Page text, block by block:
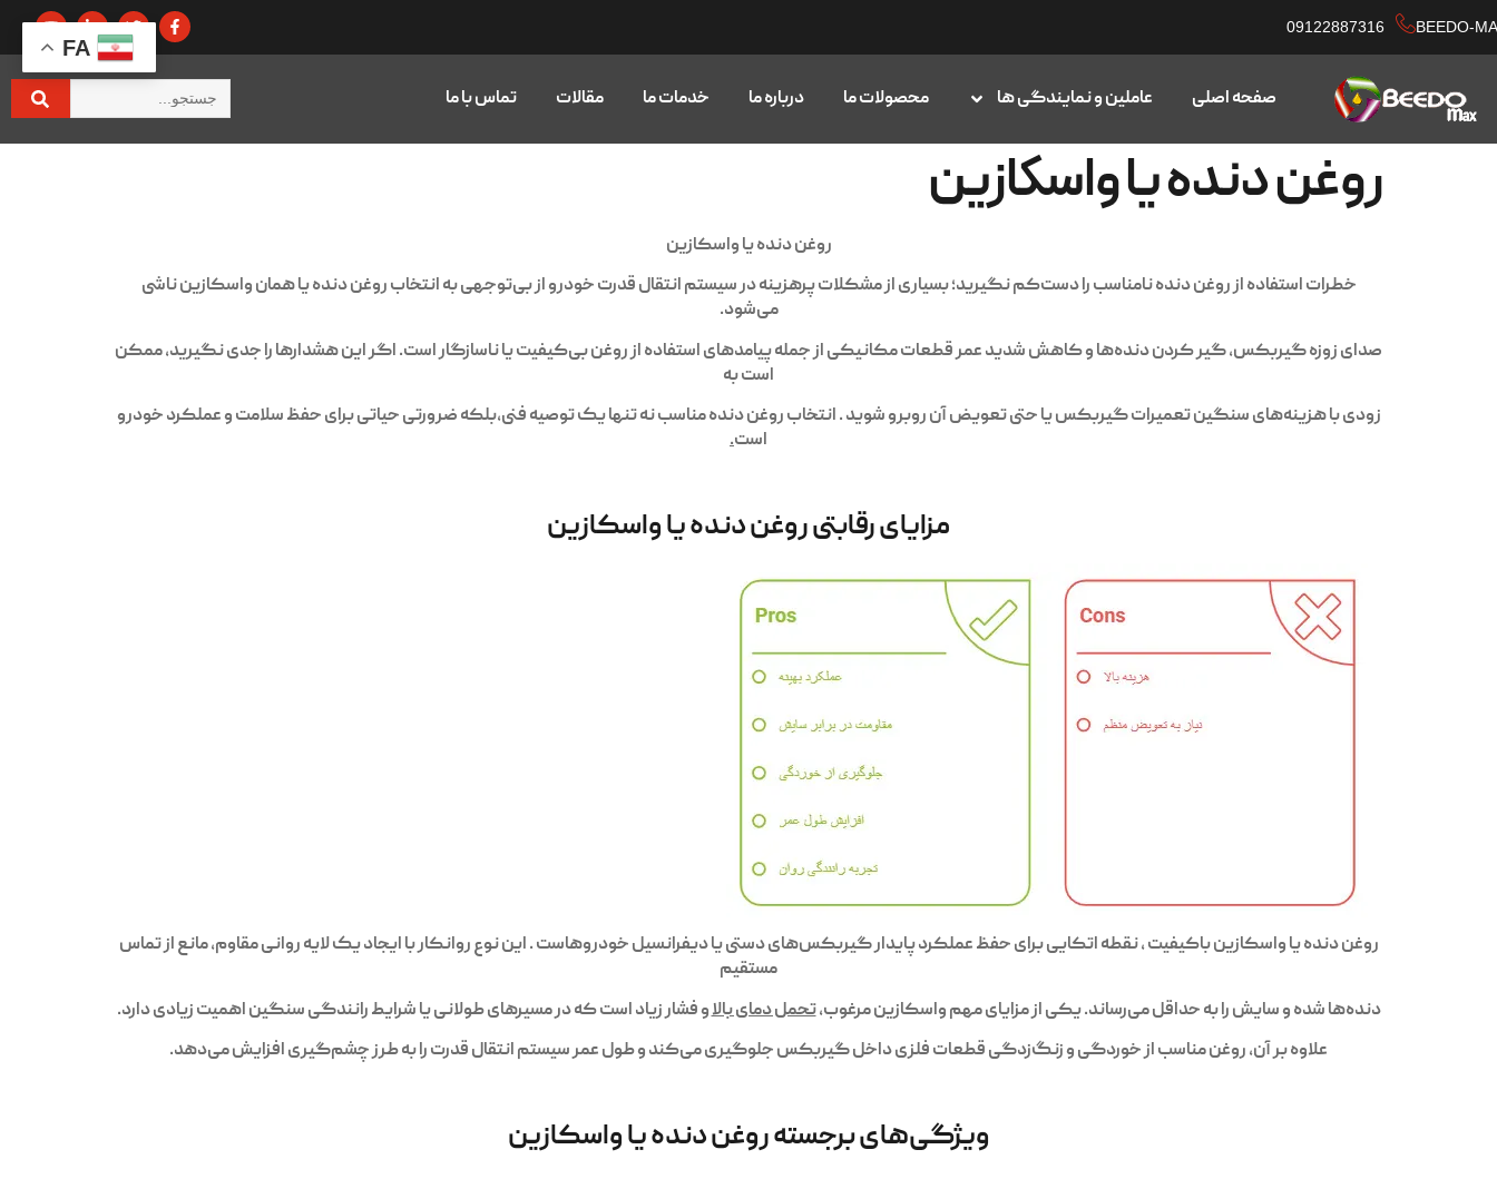
BEEDO-
09122887316
صفحه اصلی عاملین و نمایندگی ها محصولات ما درباره ما خدمات ما مقالات تماس با ما
روغن دنده یا واسکازین
روغن دنده یا واسکازین
خطرات استفاده از روغن دنده نامناسب را دست‌کم نگیرید؛ بسیاری از مشکلات پرهزینه در سیستم انتقال قدرت خودرو از بی‌توجهی به انتخاب روغن دنده یا همان واسکازین ناشی
می‌شود.
صدای زوزه گیربکس، گیر کردن دنده‌ها و کاهش شدید عمر قطعات مکانیکی از جمله پیامدهای استفاده از روغن بی‌کیفیت یا ناسازگار است. اگر این هشدارها را جدی نگیرید، ممکن
است به‌
زودی با هزینه‌های سنگین تعمیرات گیربکس یا حتی تعویض آن روبرو شوید . انتخاب روغن دنده مناسب نه‌ تنها یک توصیه فنی،بلکه ضرورتی حیاتی برای حفظ سلامت و عملکرد خودرو
است.
مزایای رقابتی روغن دنده یا واسکازین
روغن دنده یا واسکازین باکیفیت ، نقطه‌ اتکایی برای حفظ عملکرد پایدار گیربکس‌های دستی یا دیفرانسیل خودروهاست . این نوع روانکار با ایجاد یک لایه روانی مقاوم، مانع از تماس
مستقیم
دنده‌ها شده و سایش را به حداقل می‌رساند. یکی از مزایای مهم واسکازین مرغوب،تحمل دمای بالاو فشار زیاد است که در مسیرهای طولانی یا شرایط رانندگی سنگین اهمیت زیادی دارد.
علاوه بر آن، روغن مناسب از خوردگی و زنگ‌زدگی قطعات فلزی داخل گیربکس جلوگیری می‌کند و طول عمر سیستم انتقال قدرت را به طرز چشم‌گیری افزایش می‌دهد.
ویژگی‌های برجسته روغن دنده یا واسکازین
FA